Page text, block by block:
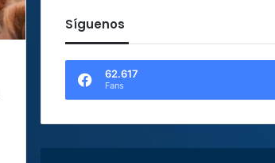
Síguenos
62.617
Fans